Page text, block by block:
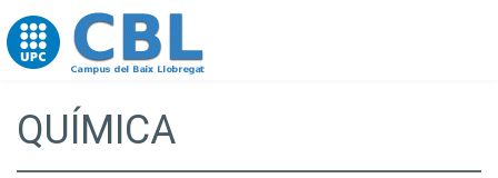
Go to upc.edu
QUÍMICA